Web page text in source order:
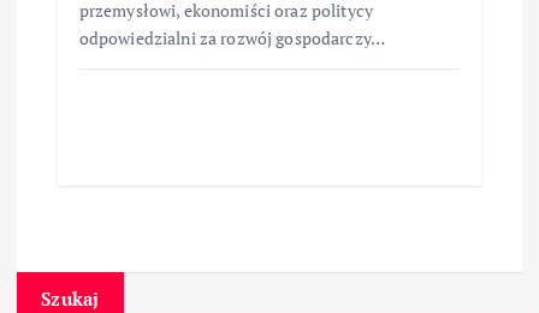
przemysłowi, ekonomiści oraz politycy
odpowiedzialni za rozwój gospodarczy…
Szukaj